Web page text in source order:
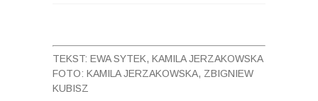
TEKST: EWA SYTEK, KAMILA JERZAKOWSKA
FOTO: KAMILA JERZAKOWSKA, ZBIGNIEW
KUBISZ